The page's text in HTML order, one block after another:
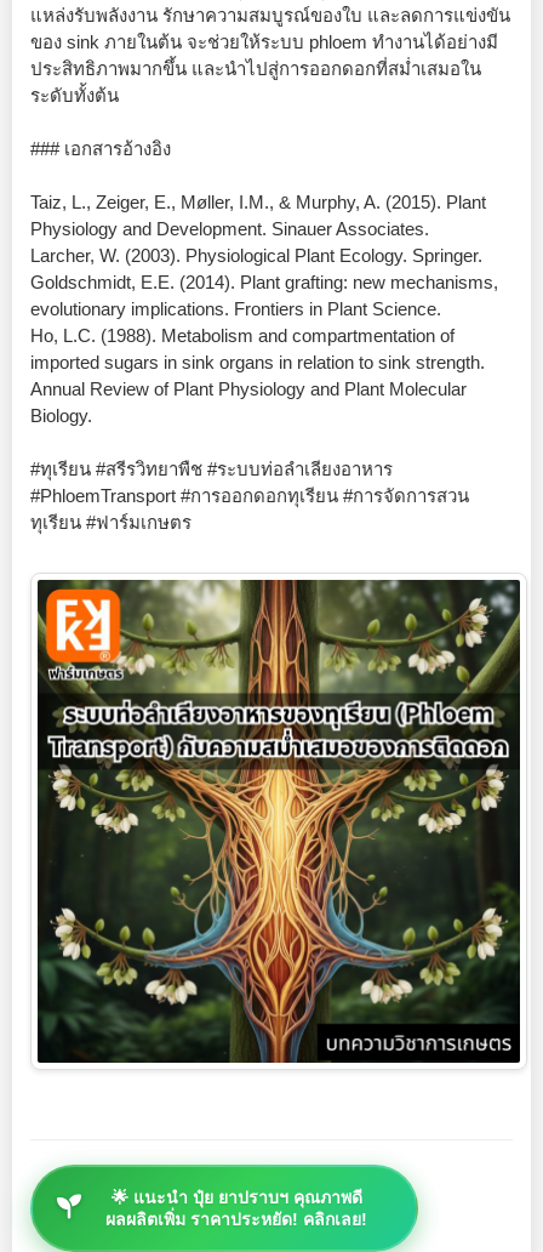
แหล่งรับพลังงาน รักษาความสมบูรณ์ของใบ และลดการแข่งขัน
ของ sink ภายในต้น จะช่วยให้ระบบ phloem ทำงานได้อย่างมี
ประสิทธิภาพมากขึ้น และนำไปสู่การออกดอกที่สม่ำเสมอใน
ระดับทั้งต้น
### เอกสารอ้างอิง
Taiz, L., Zeiger, E., Møller, I.M., & Murphy, A. (2015). Plant
Physiology and Development. Sinauer Associates.
Larcher, W. (2003). Physiological Plant Ecology. Springer.
Goldschmidt, E.E. (2014). Plant grafting: new mechanisms,
evolutionary implications. Frontiers in Plant Science.
Ho, L.C. (1988). Metabolism and compartmentation of
imported sugars in sink organs in relation to sink strength.
Annual Review of Plant Physiology and Plant Molecular
Biology.
#ทุเรียน #สรีรวิทยาพืช #ระบบท่อลำเลียงอาหาร
#PhloemTransport #การออกดอกทุเรียน #การจัดการสวน
ทุเรียน #ฟาร์มเกษตร
🌟 แนะนำ ปุ๋ย ยาปราบฯ คุณภาพดี
ผลผลิตเพิ่ม ราคาประหยัด! คลิกเลย!